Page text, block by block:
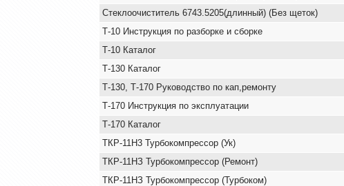
Стеклоочиститель 6743.5205(длинный) (Без щеток)
Т-10 Инструкция по разборке и сборке
Т-10 Каталог
Т-130 Каталог
Т-130, Т-170 Руководство по кап,ремонту
Т-170 Инструкция по эксплуатации
Т-170 Каталог
ТКР-11Н3 Турбокомпрессор (Ук)
ТКР-11НЗ Турбокомпрессор (Ремонт)
ТКР-11НЗ Турбокомпрессор (Турбоком)